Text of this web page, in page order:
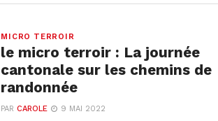
MICRO TERROIR
le micro terroir : La journée
cantonale sur les chemins de
randonnée
PARCAROLE 9 MAI 2022